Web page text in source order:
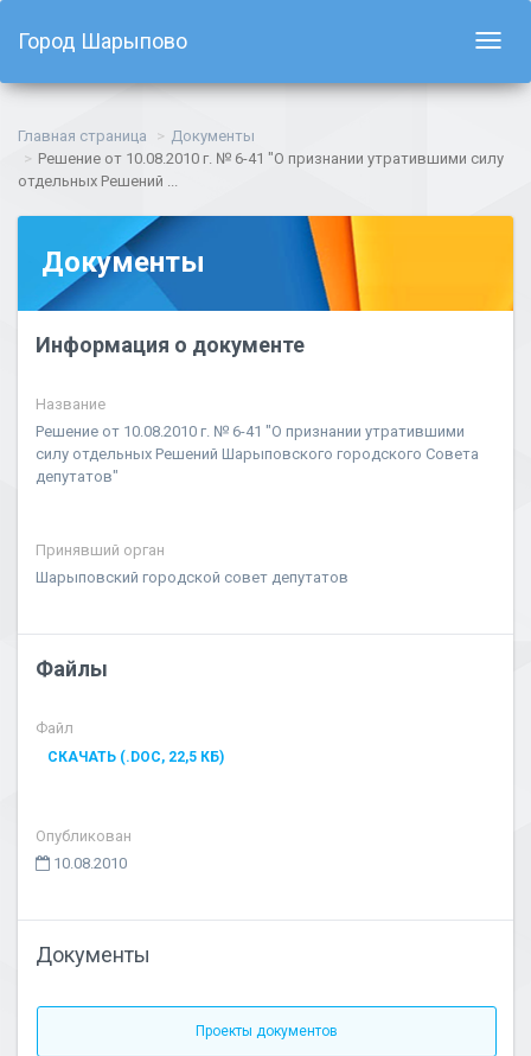
Город Шарыпово
Главная страница
Документы
Решение от 10.08.2010 г. № 6-41 "О признании утратившими силу
отдельных Решений ...
Документы
Информация о документе
Название
Решение от 10.08.2010 г. № 6-41 "О признании утратившими
силу отдельных Решений Шарыповского городского Совета
депутатов"
Принявший орган
Шарыповский городской совет депутатов
Файлы
Файл
СКАЧАТЬ (.DOC, 22,5 КБ)
Опубликован
10.08.2010
Документы
Проекты документов